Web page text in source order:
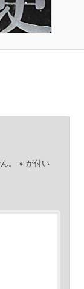
。 ※ が付い